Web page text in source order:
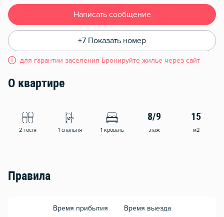
Написать сообщение
+7 Показать номер
для гарантии заселения Бронируйте жилье через сайт
О квартире
2 гостя 1 спальня 1 кровать
8/9
этаж
15
м2
Правила
Время прибытия Время выезда